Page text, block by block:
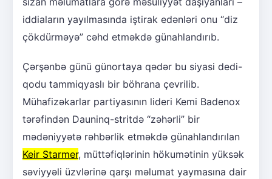
iddiaların yayılmasında iştirak edənləri onu “diz
çökdürməyə” cəhd etməkdə günahlandırıb.
Çərşənbə günü günortaya qədər bu siyasi dedi-
qodu tammiqyaslı bir böhrana çevrilib.
Mühafizəkarlar partiyasının lideri Kemi Badenox
tərəfindən Dauninq-stritdə “zəhərli” bir
mədəniyyətə rəhbərlik etməkdə günahlandırılan
Keir Starmer, müttəfiqlərinin hökumətinin yüksək
səviyyəli üzvlərinə qarşı məlumat yaymasına dair